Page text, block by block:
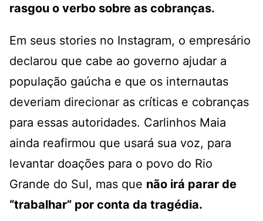
rasgou o verbo sobre as cobranças.
Em seus stories no Instagram, o empresário
declarou que cabe ao governo ajudar a
população gaúcha e que os internautas
deveriam direcionar as críticas e cobranças
para essas autoridades. Carlinhos Maia
ainda reafirmou que usará sua voz, para
levantar doações para o povo do Rio
Grande do Sul, mas que não irá parar de
“trabalhar” por conta da tragédia.